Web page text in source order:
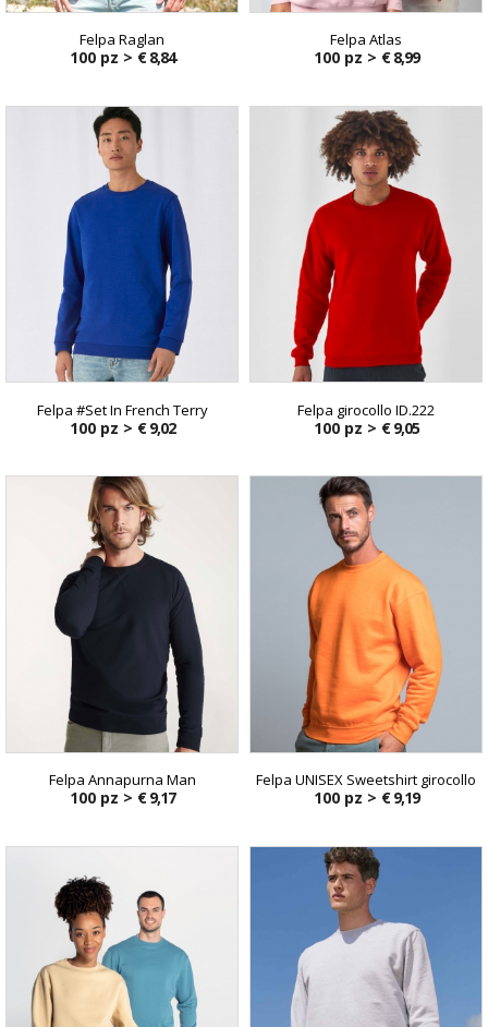
Felpa Raglan
100 pz > € 8,84
Felpa Atlas
100 pz > € 8,99
Felpa #Set In French Terry
100 pz > € 9,02
Felpa girocollo ID.222
100 pz > € 9,05
Felpa Annapurna Man
100 pz > € 9,17
Felpa UNISEX Sweetshirt girocollo
100 pz > € 9,19